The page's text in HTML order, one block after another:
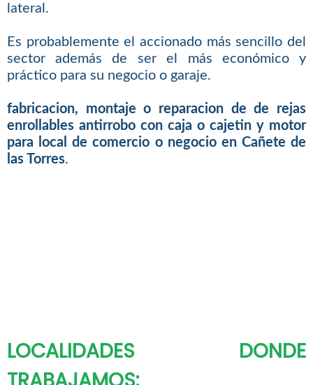
lateral.
Es probablemente el accionado más sencillo del
sector además de ser el más económico y
práctico para su negocio o garaje.
fabricacion, montaje o reparacion de de rejas
enrollables antirrobo con caja o cajetin y motor
para local de comercio o negocio en Cañete de
las Torres.
LOCALIDADES DONDE